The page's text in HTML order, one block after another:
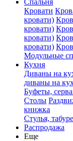
Спальня
Кровати
кровати)
кровати)
кровати)
кровати)
Модульные
Кухня
Диваны на
диваны на
Буфеты,
Столы
книжка
Стулья,
Распродажа
Еще